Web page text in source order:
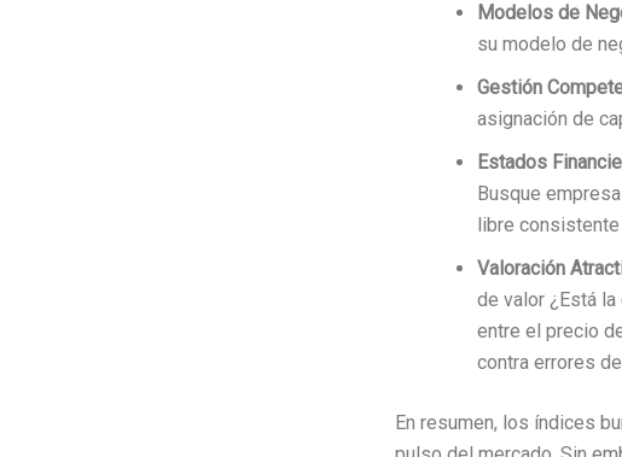
Modelos de
su modelo de
Gestión
asignación de
Estados
Busque
libre consistente
Valoración
de valor ¿Está
entre el precio
contra errores
En resumen, los índices